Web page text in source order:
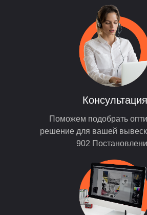
Поможем подобрать
решение для вашей
902
Консультация